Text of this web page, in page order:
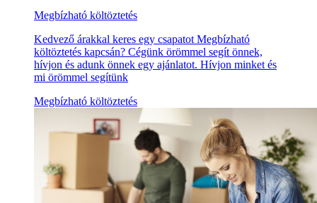
Megbízható költöztetés
Kedvező árakkal keres egy csapatot Megbízható
költöztetés kapcsán? Cégünk örömmel segít önnek,
hívjon és adunk önnek egy ajánlatot. Hívjon minket és
mi örömmel segítünk
Megbízható költöztetés